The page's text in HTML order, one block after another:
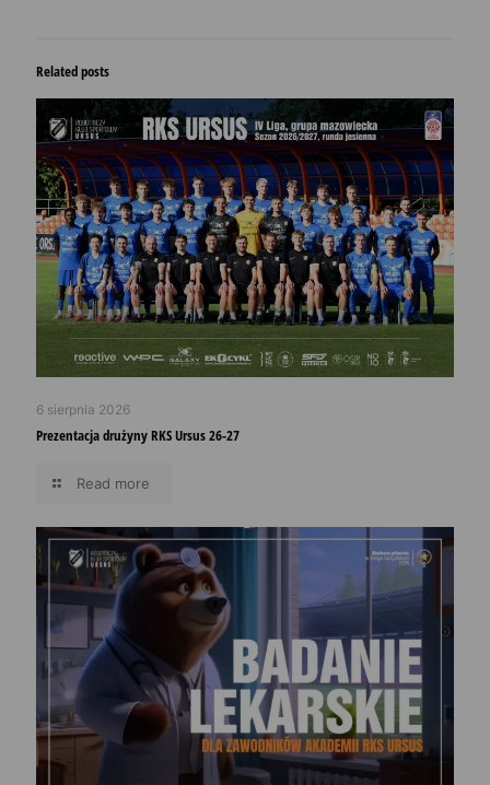
Related posts
6 sierpnia 2026
Prezentacja drużyny RKS Ursus 26-27
Read more